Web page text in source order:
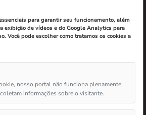
Termos de Cooperação
Contatos
Ouvidoria Lotep
para garantir seu funcionamento, além
exibição de vídeos e do Google Analytics para
Você pode escolher como tratamos os cookies a
nosso portal não funciona plenamente.
informações sobre o visitante.